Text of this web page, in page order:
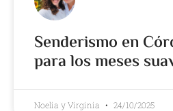
Senderismo en
para los meses
Noelia y Virginia 24/10/2025